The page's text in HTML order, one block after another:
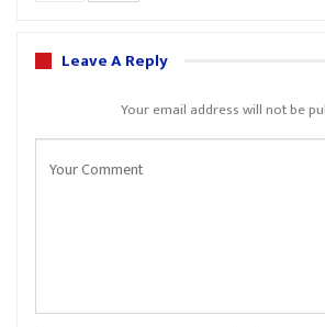
Leave A Reply
Your email address will not be